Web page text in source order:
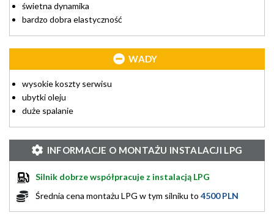
świetna dynamika
bardzo dobra elastyczność
WADY
wysokie koszty serwisu
ubytki oleju
duże spalanie
INFORMACJE O MONTAŻU INSTALACJI LPG
Silnik dobrze współpracuje z instalacją LPG
Średnia cena montażu LPG w tym silniku to 4500 PLN